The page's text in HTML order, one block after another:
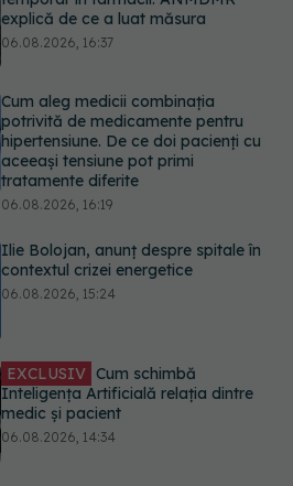
Cum aleg medicii combinația
potrivită de medicamente pentru
tratamente diferite
06.08.2026, 16:19
Ilie Bolojan, anunț despre spitale în
contextul crizei energetice
06.08.2026, 15:24
EXCLUSIV Cum schimbă
Trei lucruri pe care trebuie să le faci
după 45 de ani ca să întârzii